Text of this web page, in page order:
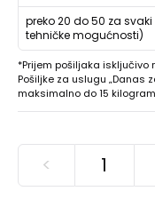
preko 20 do 50 za
tehničke mogućnosti)
*Prijem pošiljaka isključivo
Pošiljke za uslugu „Danas
maksimalno do 15
<